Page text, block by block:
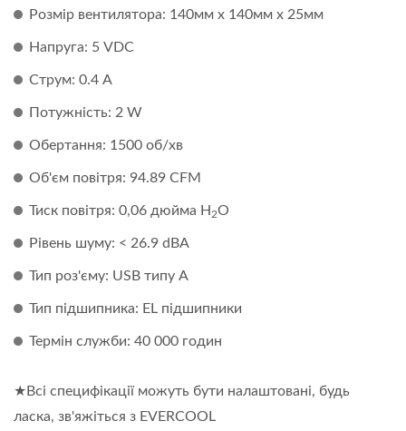
Розмір вентилятора: 140мм x 140мм x 25мм
Напруга: 5 VDC
Струм: 0.4 A
Потужність: 2 W
Обертання: 1500 об/хв
Об'єм повітря: 94.89 CFM
Тиск повітря: 0,06 дюйма H 2O
Рівень шуму: < 26.9 dBA
Тип роз'єму: USB типу A
Тип підшипника: EL підшипники
Термін служби: 40 000 годин
★Всі специфікації можуть бути налаштовані, будь
ласка, зв'яжіться з EVERCOOL